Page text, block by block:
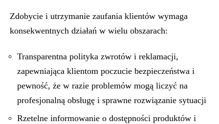
Zdobycie i utrzymanie zaufania klientów wymaga
konsekwentnych działań w wielu obszarach:
Transparentna polityka zwrotów i reklamacji,
zapewniająca klientom poczucie bezpieczeństwa i
pewność, że w razie problemów mogą liczyć na
profesjonalną obsługę i sprawne rozwiązanie sytuacji
Rzetelne informowanie o dostępności produktów i